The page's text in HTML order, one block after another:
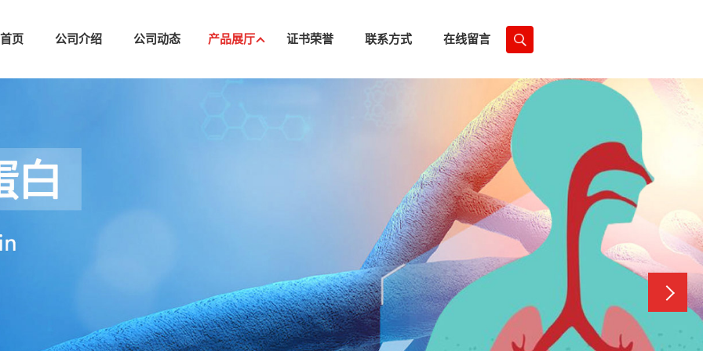
页 公司介绍 公司动态 产品展厅 证书荣誉 联系方式 在线留言